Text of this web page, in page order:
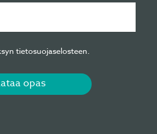
tietosuojaselosteen.
opas